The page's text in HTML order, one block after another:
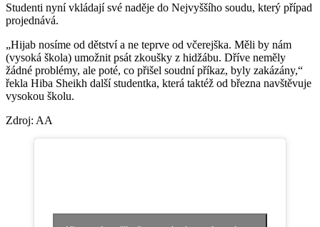
Studenti nyní vkládají své naděje do Nejvyššího soudu, který případ
projednává.
„Hijab nosíme od dětství a ne teprve od včerejška. Měli by nám
(vysoká škola) umožnit psát zkoušky z hidžábu. Dříve neměly
žádné problémy, ale poté, co přišel soudní příkaz, byly zakázány,“
řekla Hiba Sheikh další studentka, která taktéž od března navštěvuje
vysokou školu.
Zdroj: AA